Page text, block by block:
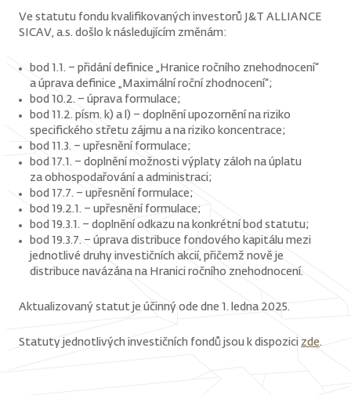
Ve statutu fondu kvalifikovaných investorů J&T ALLIANCE
SICAV, a.s. došlo k následujícím změnám:
bod 1.1. – přidání definice „Hranice ročního znehodnocení“
a úprava definice „Maximální roční zhodnocení“;
bod 10.2. – úprava formulace;
bod 11.2. písm. k) a l) – doplnění upozornění na riziko
specifického střetu zájmu a na riziko koncentrace;
bod 11.3. – upřesnění formulace;
bod 17.1. – doplnění možnosti výplaty záloh na úplatu
za obhospodařování a administraci;
bod 17.7. – upřesnění formulace;
bod 19.2.1. – upřesnění formulace;
bod 19.3.1. – doplnění odkazu na konkrétní bod statutu;
bod 19.3.7. – úprava distribuce fondového kapitálu mezi
jednotlivé druhy investičních akcií, přičemž nově je
distribuce navázána na Hranici ročního znehodnocení.
Aktualizovaný statut je účinný ode dne 1. ledna 2025.
Statuty jednotlivých investičních fondů jsou k dispozici zde.